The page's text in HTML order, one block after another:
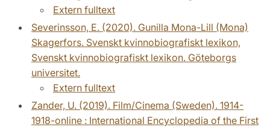
Extern fulltext
Severinsson, E. (2020). Gunilla Mona-Lill (Mona)
Skagerfors. Svenskt kvinnobiografiskt lexikon,
Svenskt kvinnobiografiskt lexikon. Göteborgs
universitet.
Extern fulltext
Zander, U. (2019). Film/Cinema (Sweden). 1914-
1918-online : International Encyclopedia of the First